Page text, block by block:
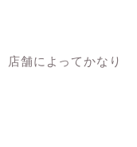
店舗によってかなり